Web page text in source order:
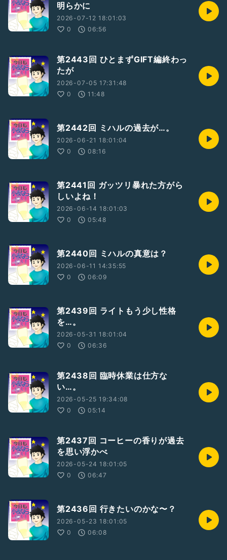
明らかに
2026-07-12 18:01:03
0
06:56
第2443回 ひとまずGIFT編終わっ
たが
2026-07-05 17:31:48
0
11:48
第2442回 ミハルの過去が…。
2026-06-21 18:01:04
0
08:16
第2441回 ガッツリ暴れた方がら
しいよね！
2026-06-14 18:01:03
0
05:48
第2440回 ミハルの真意は？
2026-06-11 14:35:55
0
06:09
第2439回 ライトもう少し性格
を…。
2026-05-31 18:01:04
0
06:36
第2438回 臨時休業は仕方な
い…。
2026-05-25 19:34:08
0
05:14
第2437回 コーヒーの香りが過去
を思い浮かべ
2026-05-24 18:01:05
0
06:47
第2436回 行きたいのかな〜？
2026-05-23 18:01:05
0
06:08